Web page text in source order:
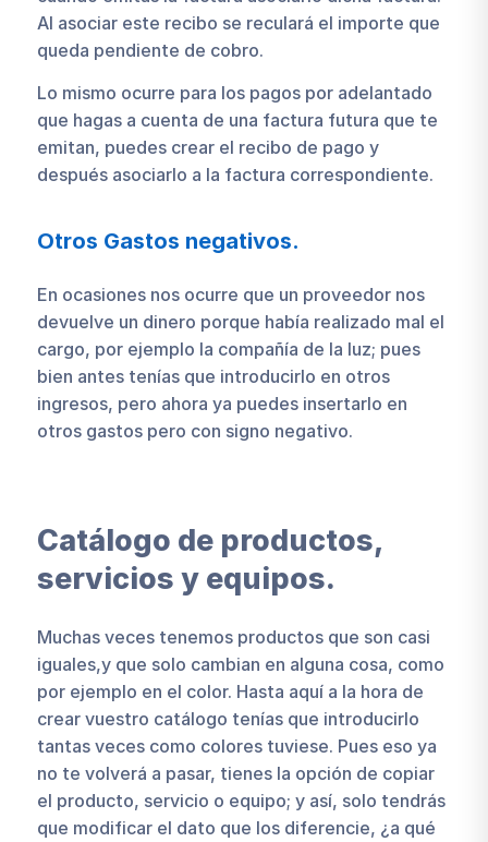
Al asociar este recibo se reculará el importe que
queda pendiente de cobro.
Lo mismo ocurre para los pagos por adelantado
que hagas a cuenta de una factura futura que te
emitan, puedes crear el recibo de pago y
después asociarlo a la factura correspondiente.
Otros Gastos negativos.
En ocasiones nos ocurre que un proveedor nos
devuelve un dinero porque había realizado mal el
cargo, por ejemplo la compañía de la luz; pues
bien antes tenías que introducirlo en otros
ingresos, pero ahora ya puedes insertarlo en
otros gastos pero con signo negativo.
Catálogo de productos,
servicios y equipos.
Muchas veces tenemos productos que son casi
iguales,y que solo cambian en alguna cosa, como
por ejemplo en el color. Hasta aquí a la hora de
crear vuestro catálogo tenías que introducirlo
tantas veces como colores tuviese. Pues eso ya
no te volverá a pasar, tienes la opción de copiar
el producto, servicio o equipo; y así, solo tendrás
que modificar el dato que los diferencie, ¿a qué